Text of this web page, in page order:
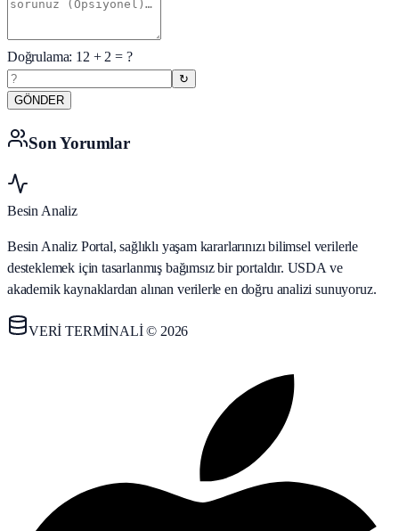
Doğrulama: 12+2 = ?
↻
GÖNDER
Son Yorumlar
Besin Analiz
Besin Analiz Portal, sağlıklı yaşam kararlarınızı bilimsel verilerle
desteklemek için tasarlanmış bağımsız bir portaldır. USDA ve
akademik kaynaklardan alınan verilerle en doğru analizi sunuyoruz.
VERİ TERMİNALİ © 2026